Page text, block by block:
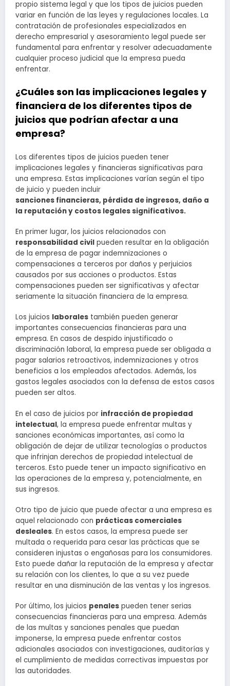
propio sistema legal y que los tipos de juicios pueden
variar en función de las leyes y regulaciones locales. La
contratación de profesionales especializados en
derecho empresarial y asesoramiento legal puede ser
fundamental para enfrentar y resolver adecuadamente
cualquier proceso judicial que la empresa pueda
enfrentar.
¿Cuáles son las implicaciones legales y
financiera de los diferentes tipos de
juicios que podrían afectar a una
empresa?
Los diferentes tipos de juicios pueden tener
implicaciones legales y financieras significativas para
una empresa. Estas implicaciones varían según el tipo
de juicio y pueden incluir
sanciones financieras, pérdida de ingresos, daño a
la reputación y costos legales significativos.
En primer lugar, los juicios relacionados con
responsabilidad civil pueden resultar en la obligación
de la empresa de pagar indemnizaciones o
compensaciones a terceros por daños y perjuicios
causados por sus acciones o productos. Estas
compensaciones pueden ser significativas y afectar
seriamente la situación financiera de la empresa.
Los juicios laborales también pueden generar
importantes consecuencias financieras para una
empresa. En casos de despido injustificado o
discriminación laboral, la empresa puede ser obligada a
pagar salarios retroactivos, indemnizaciones y otros
beneficios a los empleados afectados. Además, los
gastos legales asociados con la defensa de estos casos
pueden ser altos.
En el caso de juicios por infracción de propiedad
intelectual, la empresa puede enfrentar multas y
sanciones económicas importantes, así como la
obligación de dejar de utilizar tecnologías o productos
que infrinjan derechos de propiedad intelectual de
terceros. Esto puede tener un impacto significativo en
las operaciones de la empresa y, potencialmente, en
sus ingresos.
Otro tipo de juicio que puede afectar a una empresa es
aquel relacionado con prácticas comerciales
desleales. En estos casos, la empresa puede ser
multada o requerida para cesar las prácticas que se
consideren injustas o engañosas para los consumidores.
Esto puede dañar la reputación de la empresa y afectar
su relación con los clientes, lo que a su vez puede
resultar en una disminución de las ventas y los ingresos.
Por último, los juicios penales pueden tener serias
consecuencias financieras para una empresa. Además
de las multas y sanciones penales que puedan
imponerse, la empresa puede enfrentar costos
adicionales asociados con investigaciones, auditorías y
el cumplimiento de medidas correctivas impuestas por
las autoridades.